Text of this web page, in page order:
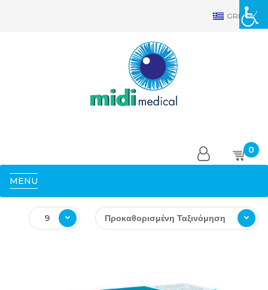
GRE
0
MENU
Προκαθορισμένη Ταξινόμηση
9